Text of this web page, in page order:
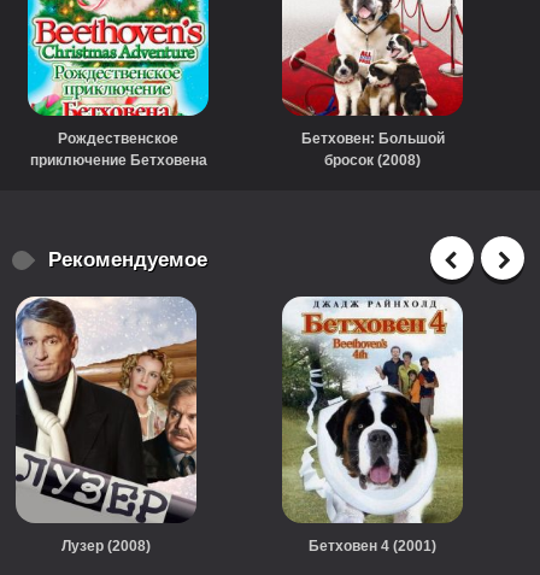
Рождественское
приключение Бетховена
Бетховен: Большой
бросок (2008)
Рекомендуемое
Лузер (2008) Бетховен 4 (2001)